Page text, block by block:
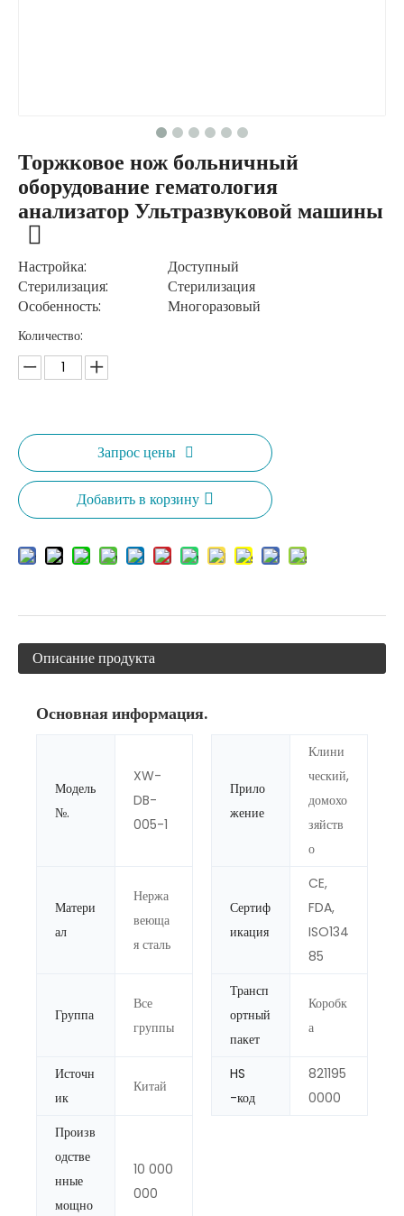
Торжковое нож больничный
оборудование гематология
анализатор Ультразвуковой машины
Настройка:
Доступный
Стерилизация:
Стерилизация
Особенность:
Многоразовый
Количество:
Запрос цены
Добавить в корзину
Описание продукта
Основная информация.
Модель
№.
XW-
DB-
005-1
Прило
жение
Клини
ческий,
домохо
зяйств
о
Матери
ал
Нержа
веюща
я сталь
Сертиф
икация
CE,
FDA,
ISO134
85
Группа
Все
группы
Трансп
ортный
пакет
Коробк
а
Источн
ик
Китай
HS
-код
821195
0000
Произв
одстве
нные
мощно
10 000
000